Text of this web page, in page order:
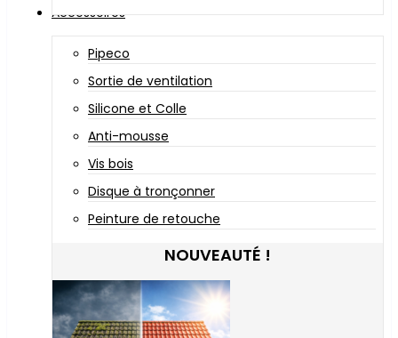
Accessoires
Pipeco
Sortie de ventilation
Silicone et Colle
Anti-mousse
Vis bois
Disque à tronçonner
Peinture de retouche
NOUVEAUTÉ !